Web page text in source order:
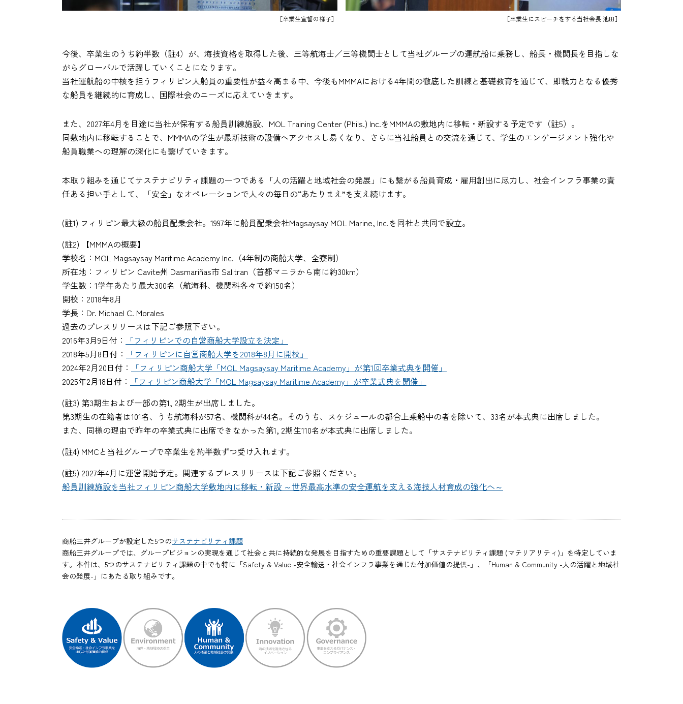
［卒業生宣誓の様子］ ［卒業生にスピーチをする当社会長 池田］
今後、卒業生のうち約半数（註4）が、海技資格を取得した後、三等航海士／三等機関士として当社グループの運航船に乗務し、船長・機関長を目指しな
がらグローバルで活躍していくことになります。
当社運航船の中核を担うフィリピン人船員の重要性が益々高まる中、今後もMMMAにおける4年間の徹底した訓練と基礎教育を通じて、即戦力となる優秀
な船員を継続的に育成し、国際社会のニーズに応えていきます。
また、2027年4月を目途に当社が保有する船員訓練施設、MOL Training Center (Phils.) Inc.をMMMAの敷地内に移転・新設する予定です（註5）。
同敷地内に移転することで、MMMAの学生が最新技術の設備へアクセスし易くなり、さらに当社船員との交流を通じて、学生のエンゲージメント強化や
船員職業への理解の深化にも繋げていきます。
本取り組みを通じてサステナビリティ課題の一つである「人の活躍と地域社会の発展」にも繋がる船員育成・雇用創出に尽力し、社会インフラ事業の責
任ある担い手として、「安全」なオペレーションで人々の毎日の“あたりまえ”を支え続けます。
(註1) フィリピン最大級の船員配乗会社。1997年に船員配乗会社Magsaysay MOL Marine, Inc.を同社と共同で設立。
(註2) 【MMMAの概要】
学校名：MOL Magsaysay Maritime Academy Inc.（4年制の商船大学、全寮制）
所在地：フィリピン Cavite州 Dasmariñas市 Salitran（首都マニラから南に約30km）
学生数：1学年あたり最大300名（航海科、機関科各々で約150名）
開校：2018年8月
学長：Dr. Michael C. Morales
過去のプレスリリースは下記ご参照下さい。
2016年3月9日付：
「フィリピンでの自営商船大学設立を決定」
2018年5月8日付：
「フィリピンに自営商船大学を2018年8月に開校」
2024年2月20日付：
「フィリピン商船大学「MOL Magsaysay Maritime Academy」が第1回卒業式典を開催」
2025年2月18日付：
「フィリピン商船大学「MOL Magsaysay Maritime Academy」が卒業式典を開催」
(註3) 第3期生および一部の第1, 2期生が出席しました。
第3期生の在籍者は101名、うち航海科が57名、機関科が44名。そのうち、スケジュールの都合上乗船中の者を除いて、33名が本式典に出席しました。
また、同様の理由で昨年の卒業式典に出席できなかった第1, 2期生110名が本式典に出席しました。
(註4) MMCと当社グループで卒業生を約半数ずつ受け入れます。
(註5) 2027年4月に運営開始予定。関連するプレスリリースは下記ご参照ください。
船員訓練施設を当社フィリピン商船大学敷地内に移転・新設 ～世界最高水準の安全運航を支える海技人材育成の強化へ～
商船三井グループが設定した5つのサステナビリティ課題
商船三井グループでは、グループビジョンの実現を通じて社会と共に持続的な発展を目指すための重要課題として「サステナビリティ課題 (マテリアリティ)」を特定していま
す。本件は、5つのサステナビリティ課題の中でも特に「Safety & Value -安全輸送・社会インフラ事業を通じた付加価値の提供-」、「Human & Community -人の活躍と地域社
会の発展-」にあたる取り組みです。